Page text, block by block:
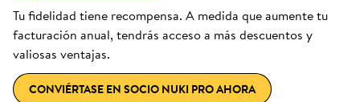
Tu fidelidad tiene recompensa. A medida que aumente tu
facturación anual, tendrás acceso a más descuentos y
valiosas ventajas.
CONVIÉRTASE EN SOCIO NUKI PRO AHORA